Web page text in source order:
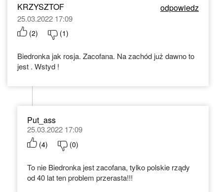
KRZYSZTOF odpowiedz
25.03.2022 17:09
(2) (1)
Biedronka jak rosja. Zacofana. Na zachód już dawno to
jest . Wstyd !
Put_ass
25.03.2022 17:09
(4) (0)
To nie Biedronka jest zacofana, tylko polskie rządy
od 40 lat ten problem przerasta!!!